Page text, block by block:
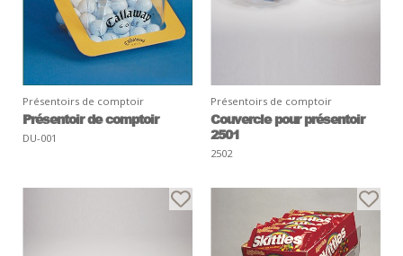
Présentoirs de comptoir
Présentoir de comptoir
DU-001
Présentoirs de comptoir
Couvercle pour présentoir
2501
2502